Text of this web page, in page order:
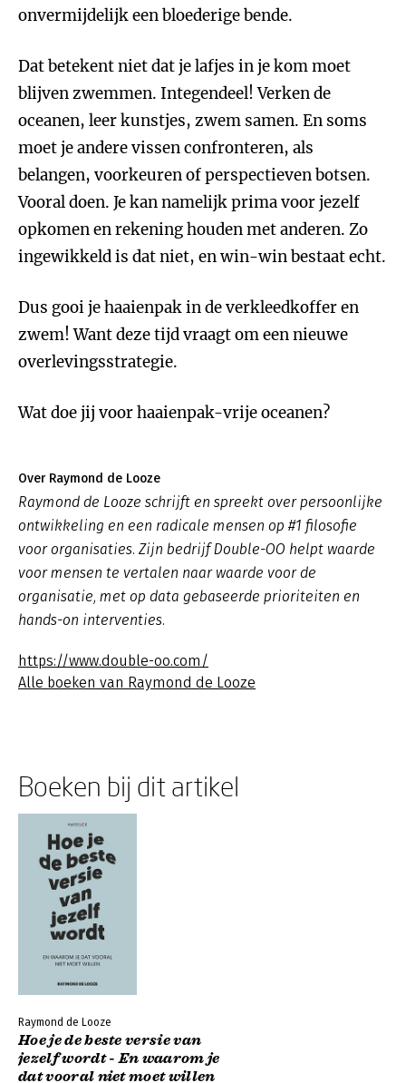
onvermijdelijk een bloederige bende.
Dat betekent niet dat je lafjes in je kom moet
blijven zwemmen. Integendeel! Verken de
oceanen, leer kunstjes, zwem samen. En soms
moet je andere vissen confronteren, als
belangen, voorkeuren of perspectieven botsen.
Vooral doen. Je kan namelijk prima voor jezelf
opkomen en rekening houden met anderen. Zo
ingewikkeld is dat niet, en win-win bestaat echt.
Dus gooi je haaienpak in de verkleedkoffer en
zwem! Want deze tijd vraagt om een nieuwe
overlevingsstrategie.
Wat doe jij voor haaienpak-vrije oceanen?
Over Raymond de Looze
Raymond de Looze schrijft en spreekt over persoonlijke
ontwikkeling en een radicale mensen op #1 filosofie
voor organisaties. Zijn bedrijf Double-OO helpt waarde
voor mensen te vertalen naar waarde voor de
organisatie, met op data gebaseerde prioriteiten en
hands-on interventies.
https://www.double-oo.com/
Alle boeken van Raymond de Looze
Boeken bij dit artikel
Raymond de Looze
Hoe je de beste versie van
jezelf wordt - En waarom je
dat vooral niet moet willen